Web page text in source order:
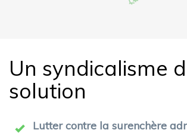
Un syndicalisme
solution
Lutter contre la surenchère